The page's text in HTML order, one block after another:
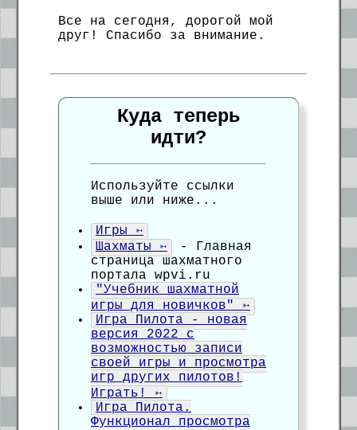
Все на сегодня, дорогой мой
друг! Спасибо за внимание.
Куда теперь
идти?
Используйте ссылки
выше или ниже...
Игры ➳
Шахматы ➳
- Главная
страница шахматного
портала wpvi.ru
"Учебник шахматной
игры для новичков" ➳
Игра Пилота - новая
версия 2022 с
возможностью записи
своей игры и просмотра
игр других пилотов!
Играть! ➳
Игра Пилота.
Функционал просмотра